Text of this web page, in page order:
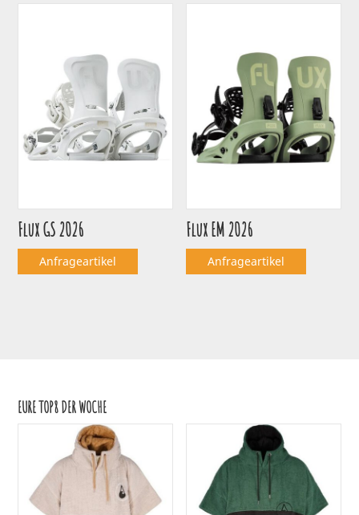
Flux GS 2026
Anfrageartikel
Flux EM 2026
Anfrageartikel
EURE TOP8 DER WOCHE